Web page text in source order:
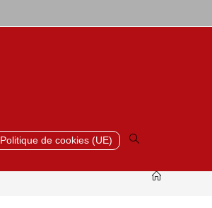
Politique de cookies (UE)
Toggle
website
search